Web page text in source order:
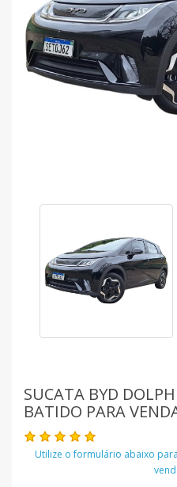
SUCATA BYD
BATIDO PARA
Utilize o formulário abaixo